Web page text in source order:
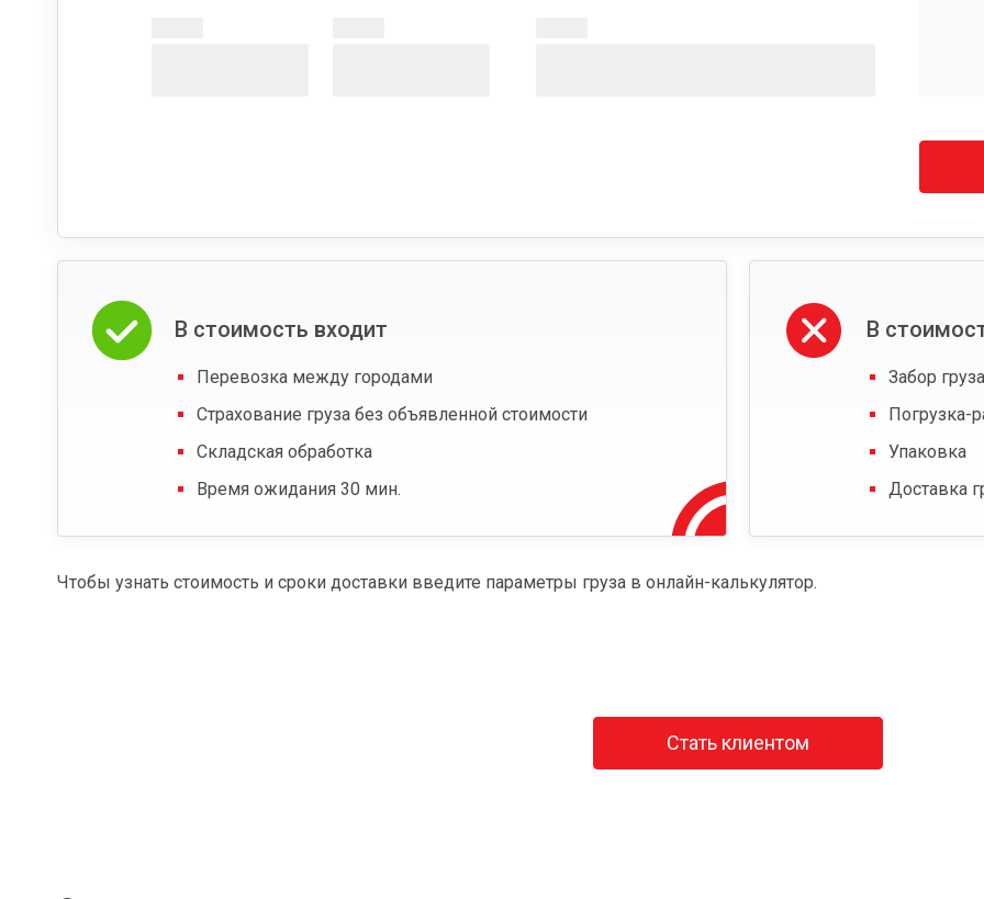
В стоимость входит
Перевозка между городами
Страхование груза без объявленной стоимости
Складская обработка
Время ожидания 30 мин.
В
Забор
Погрузка-
Упаковка
Доставка
Чтобы узнать стоимость и сроки доставки введите параметры груза в онлайн-калькулятор.
Стать клиентом